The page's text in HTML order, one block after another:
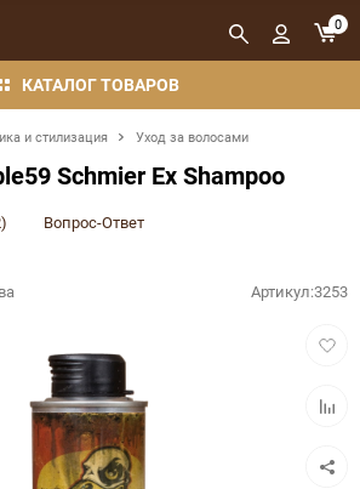
КАТАЛОГ ТОВАРОВ
0
и стилизация Уход за волосами
Schmier Ex Shampoo
Вопрос-Ответ
Артикул:3253